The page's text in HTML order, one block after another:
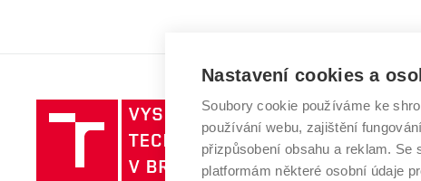
Vysoké
učení
technické
Nastavení cookies a
Soubory cookie používáme ke
používání webu, zajištění
přizpůsobení obsahu a reklam. Se
platformám některé osobní údaje